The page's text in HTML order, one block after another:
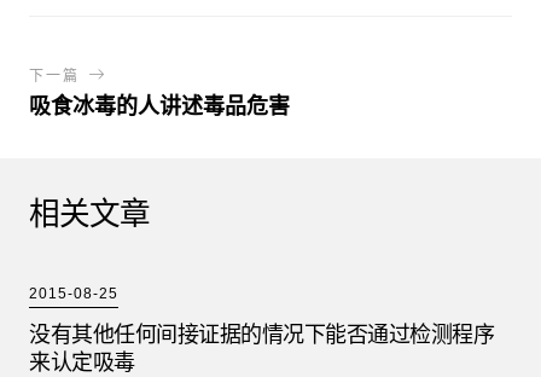
下一篇
吸食冰毒的人讲述毒品危害
相关文章
2015-08-25
没有其他任何间接证据的情况下能否通过检测程序
来认定吸毒